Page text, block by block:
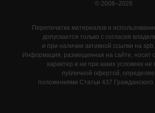
© 2008–2026
Перепечатка материалов и
допускается только с согласия
и при наличии активной ссылки на
Информация, размещенная на сайте, носит
характер и ни при каких условиях не
публичной офертой,
положениями Статьи 437 Гражданского